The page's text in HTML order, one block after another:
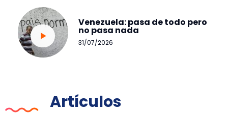
Venezuela: pasa de todo pero
no pasa nada
31/07/2026
Artículos